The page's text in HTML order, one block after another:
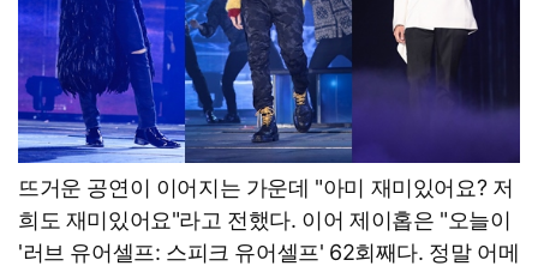
뜨거운 공연이 이어지는 가운데 "아미 재미있어요? 저
희도 재미있어요"라고 전했다. 이어 제이홉은 "오늘이
'러브 유어셀프: 스피크 유어셀프' 62회째다. 정말 어메